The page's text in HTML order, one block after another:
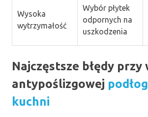
Wysoka
wytrzymałość
Wybór płytek
odpornych na
uszkodzenia
Najczęstsze błędy przy
antypoślizgowej
kuchni